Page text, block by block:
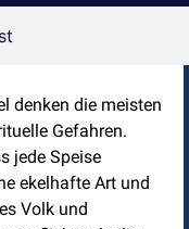
denken die meisten
Gefahren.
jede Speise
ekelhafte Art und
Volk und